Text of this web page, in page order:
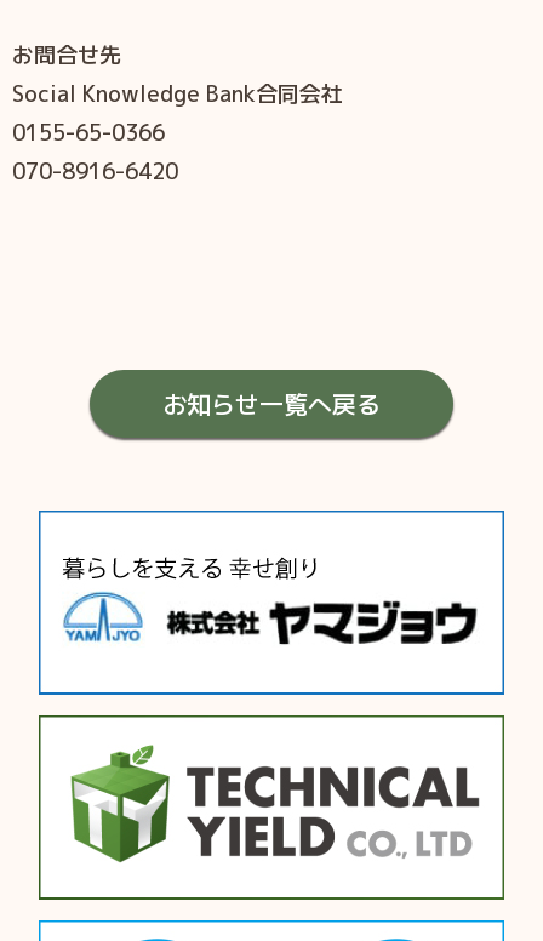
お問合せ先
Social Knowledge Bank合同会社
0155-65-0366
070-8916-6420
お知らせ一覧へ戻る